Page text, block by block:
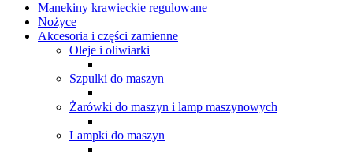
Manekiny krawieckie regulowane
Nożyce
Akcesoria i części zamienne
Oleje i oliwiarki
Szpulki do maszyn
Żarówki do maszyn i lamp maszynowych
Lampki do maszyn